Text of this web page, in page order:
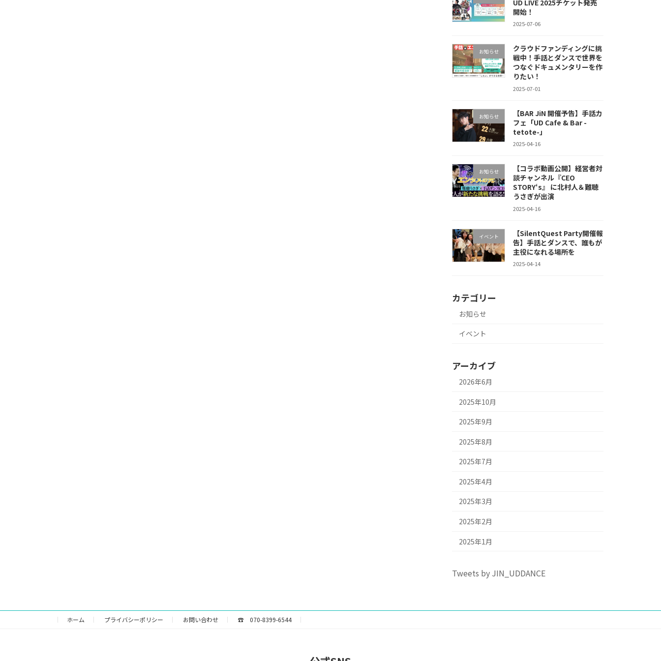
UD LIVE 2025チケット発売
開始！
2025-07-06
お知らせ
クラウドファンディングに挑
戦中！手話とダンスで世界を
つなぐドキュメンタリーを作
りたい！
2025-07-01
お知らせ
【BAR JiN 開催予告】手話カ
フェ「UD Cafe & Bar -
tetote-」
2025-04-16
お知らせ
【コラボ動画公開】経営者対
談チャンネル『CEO
STORY‘s』 に北村人＆難聴
うさぎが出演
2025-04-16
イベント
【SilentQuest Party開催報
告】手話とダンスで、誰もが
主役になれる場所を
2025-04-14
カテゴリー
お知らせ
イベント
アーカイブ
2026年6月
2025年10月
2025年9月
2025年8月
2025年7月
2025年4月
2025年3月
2025年2月
2025年1月
Tweets by JIN_UDDANCE
ホーム プライバシーポリシー お問い合わせ ☎ 070-8399-6544